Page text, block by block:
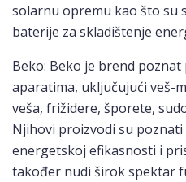
solarnu opremu kao što su
baterije za skladištenje
Beko: Beko je brend
aparatima, uključujući veš-
veša, frižidere, šporete,
Njihovi proizvodi su
energetskoj efikasnosti i
također nudi širok spektar